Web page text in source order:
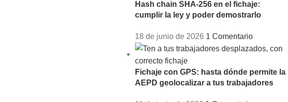
Hash chain SHA-256 en el fichaje:
cumplir la ley y poder demostrarlo
18 de junio de 2026 1 Comentario
Fichaje con GPS: hasta dónde permite la
AEPD geolocalizar a tus trabajadores